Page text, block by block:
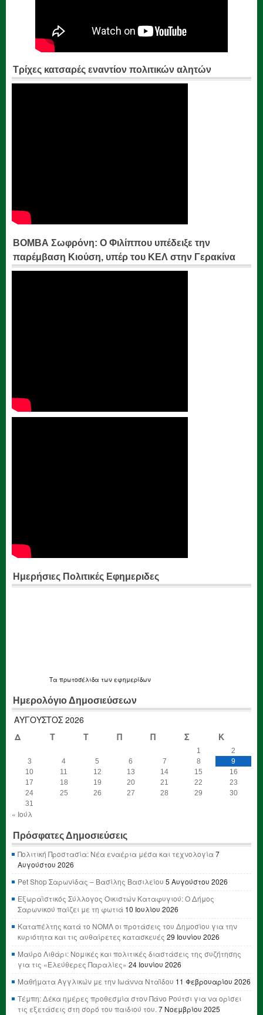
Τρίχες κατσαρές εναντίον πολιτικών αλητών
ΒΟΜΒΑ Σωφρόνη: Ο Φιλίππου υπέδειξε την
παρέμβαση Κιούση, υπέρ του ΚΕΛ στην Γερακίνα
Ημερήσιες Πολιτικές Εφημεριδες
Τα πρωτοσέλιδα των εφημερίδων
Ημερολόγιο Δημοσιεύσεων
ΑΎΓΟΥΣΤΟΣ 2026
Δ
Τ Τ Π Π Σ Κ
1
2
3
4 5 6 7 8
9
10
11 12 13 14 15
16
17
18 19 20 21 22
23
24
25 26 27 28 29
30
31
« Ιούλ
Πρόσφατες Δημοσιεύσεις
Πολιτική Προστασία: Νέα εναέρια μέσα και τεχνολογία7
Αυγούστου 2026
Pet Shop Σαρωνίδας – Βασίλης Βασιλείου 5 Αυγούστου 2026
Εξωραϊστικός Σύλλογος Οικιστών Καταφυγιού: Ο Δήμος
Σαρωνικού παίζει με τη φωτιά 10 Ιουλίου 2026
Καταπέλτης κατά το ΝΟΜΛ οι προτάσεις του Δημοσίου για την
κυριότητα και τις αυθαίρετες κατασκευές 29 Ιουνίου 2026
Μαύρο Λιθάρι: Νομικές και πολιτικές διαστάσεις της συζήτησης
για τις «Ελεύθερες Παραλίες» 24 Ιουνίου 2026
Μαθήματα Αγγλικών με την Ιωάννα Νταΐδου 11 Φεβρουαρίου 2026
Τέμπη: Δέκα ημέρες προθεσμία στον Πάνο Ρούτσι για να ορίσει
τις εξετάσεις στη σορό του παιδιού του. 7 Νοεμβρίου 2025